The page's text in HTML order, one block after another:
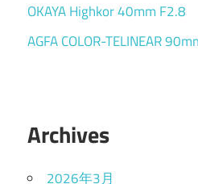
OKAYA Highkor 40mm F2.8
AGFA COLOR-TELINEAR
Archives
2026年3月